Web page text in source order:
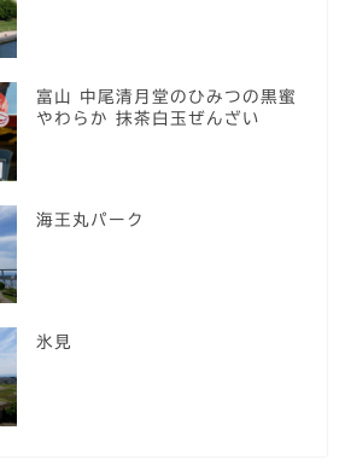
富山 中尾清月堂のひみつの黒蜜
やわらか 抹茶白玉ぜんざい
海王丸パーク
氷見